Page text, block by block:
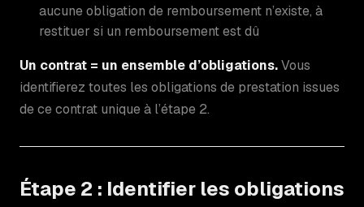
aucune obligation de remboursement n’existe, à
restituer si un remboursement est dû
Un contrat = un ensemble d’obligations.Vous
identifierez toutes les obligations de prestation issues
de ce contrat unique à l’étape 2.
Étape 2 : Identifier les obligations